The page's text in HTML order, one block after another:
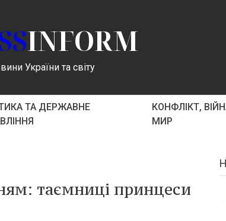
INFORM
України та світу
ТА ДЕРЖАВНЕ
КОНФЛІКТ,
МИР
таємниці принцеси